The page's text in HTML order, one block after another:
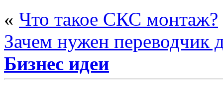
« Что такое СКС монтаж?
Зачем нужен переводчик
Бизнес идеи